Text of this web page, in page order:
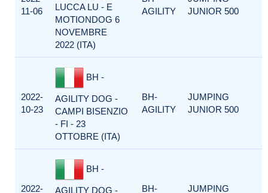
11-06
LUCCA LU - E
MOTIONDOG 6
NOVEMBRE
2022 (ITA)
AGILITY
JUNIOR 500
2022-
10-23
BH -
AGILITY DOG -
CAMPI BISENZIO
- FI - 23
OTTOBRE (ITA)
BH-
AGILITY
JUMPING
JUNIOR 500
2022-
BH -
AGILITY DOG - BH- JUMPING